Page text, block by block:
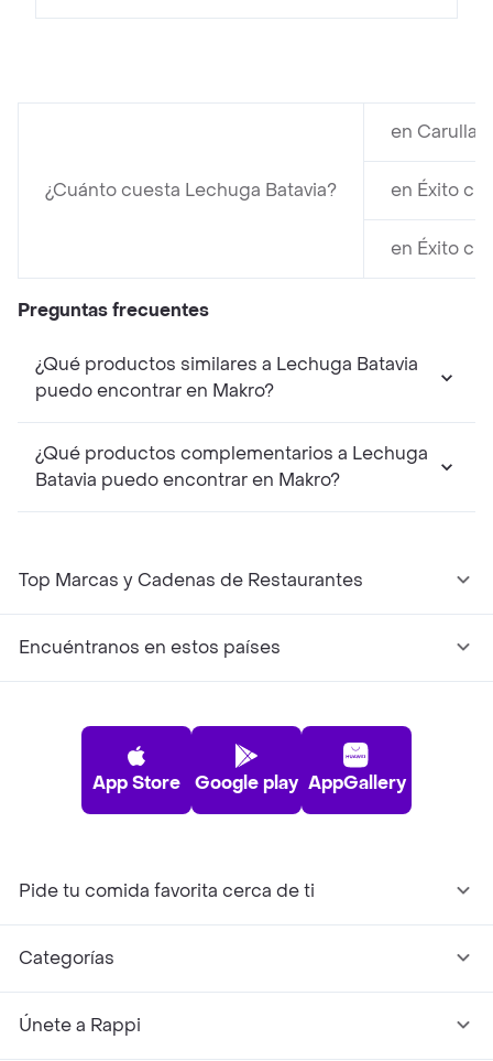
¿Cuánto cuesta Lechuga Batavia?
en Carulla
en Éxito
en Éxito
Preguntas frecuentes
¿Qué productos similares a Lechuga Batavia
puedo encontrar en Makro?
¿Qué productos complementarios a Lechuga
Batavia puedo encontrar en Makro?
Top Marcas y Cadenas de Restaurantes
Encuéntranos en estos países
App Store Google play AppGallery
Pide tu comida favorita cerca de ti
Categorías
Únete a Rappi